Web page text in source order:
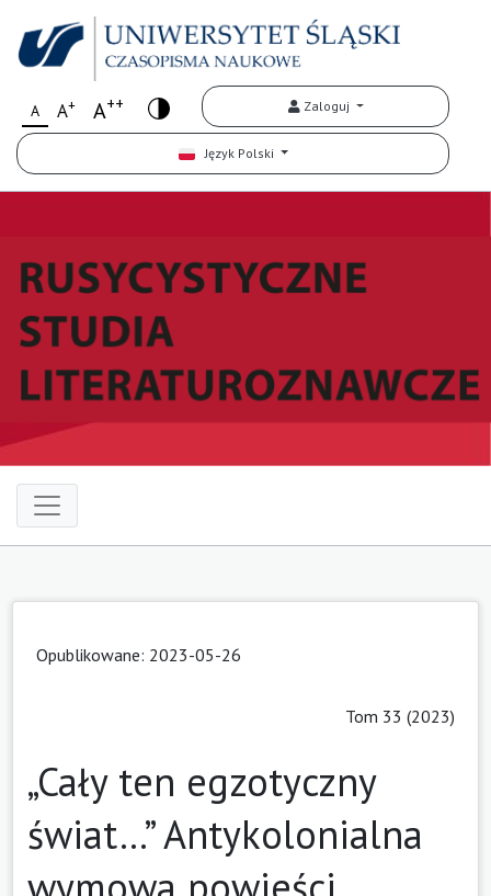
A A+ A++ Zaloguj
Język Polski
Opublikowane: 2023-05-26
Tom 33 (2023)
„Cały ten egzotyczny
świat…” Antykolonialna